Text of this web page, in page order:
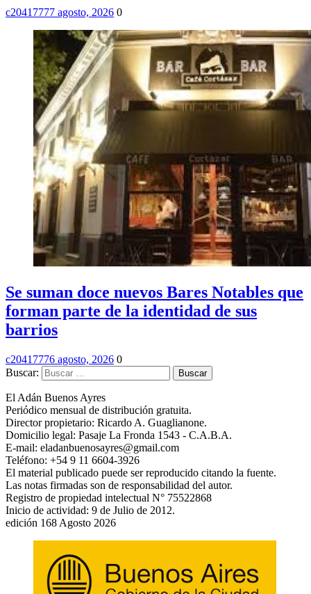
c20417777 agosto, 2026 0
Se suman doce nuevos Bares Notables que
forman parte de la identidad de sus
barrios
c20417776 agosto, 2026 0
Buscar:
El Adán Buenos Ayres
Periódico mensual de distribución gratuita.
Director propietario: Ricardo A. Guaglianone.
Domicilio legal: Pasaje La Fronda 1543 - C.A.B.A.
E-mail: eladanbuenosayres@gmail.com
Teléfono: +54 9 11 6604-3926
El material publicado puede ser reproducido citando la fuente.
Las notas firmadas son de responsabilidad del autor.
Registro de propiedad intelectual N° 75522868
Inicio de actividad: 9 de Julio de 2012.
edición 168 Agosto 2026